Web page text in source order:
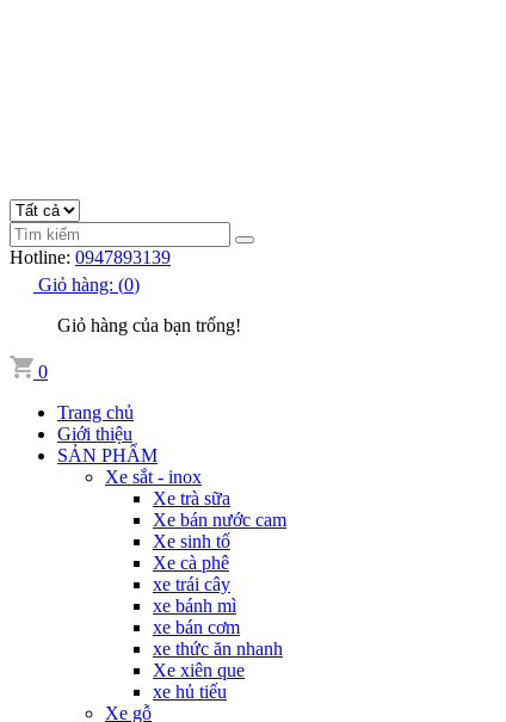
Hotline: 0947893139
Giỏ hàng: (0)
Giỏ hàng của bạn trống!
0
Trang chủ
Giới thiệu
SẢN PHẨM
Xe sắt - inox
Xe trà sữa
Xe bán nước cam
Xe sinh tố
Xe cà phê
xe trái cây
xe bánh mì
xe bán cơm
xe thức ăn nhanh
Xe xiên que
xe hủ tiếu
Xe gỗ